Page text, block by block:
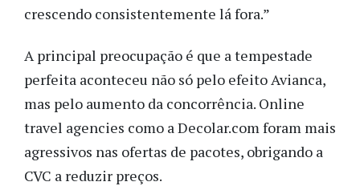
crescendo consistentemente lá fora.”
A principal preocupação é que a tempestade
perfeita aconteceu não só pelo efeito Avianca,
mas pelo aumento da concorrência. Online
travel agencies como a Decolar.com foram mais
agressivos nas ofertas de pacotes, obrigando a
CVC a reduzir preços.